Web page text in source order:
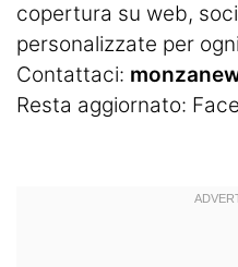
copertura su web,
personalizzate per
Contattaci:
Resta aggiornato: